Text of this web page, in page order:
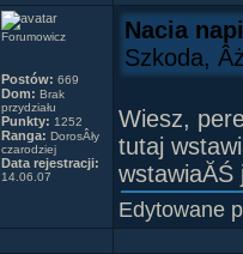
Forumowicz
Postów: 669
Dom: Brak
przydziału
Punkty: 1252
Ranga: DorosÂły
czarodziej
Data rejestracji:
14.06.07
Nacia
Szkoda,
Wiesz,
tutaj
wstawiaĂŚ
Edytowane